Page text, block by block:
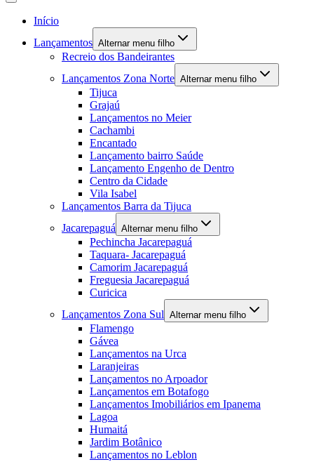
Início
Lançamentos Alternar menu filho
Recreio dos Bandeirantes
Lançamentos Zona Norte Alternar menu filho
Tijuca
Grajaú
Lançamentos no Meier
Cachambi
Encantado
Lançamento bairro Saúde
Lançamento Engenho de Dentro
Centro da Cidade
Vila Isabel
Lançamentos Barra da Tijuca
Jacarepaguá Alternar menu filho
Pechincha Jacarepaguá
Taquara- Jacarepaguá
Camorim Jacarepaguá
Freguesia Jacarepaguá
Curicica
Lançamentos Zona Sul Alternar menu filho
Flamengo
Gávea
Lançamentos na Urca
Laranjeiras
Lançamentos no Arpoador
Lançamentos em Botafogo
Lançamentos Imobiliários em Ipanema
Lagoa
Humaitá
Jardim Botânico
Lançamentos no Leblon